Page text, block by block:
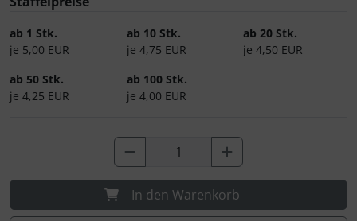
ab 1 Stk.
je 5,00 EUR
ab 10 Stk.
je 4,75 EUR
ab 20 Stk.
je 4,50 EUR
ab 50 Stk.
je 4,25 EUR
ab 100 Stk.
je 4,00 EUR
In den Warenkorb
Instrumente
Mückenputzer
Reifen, Schläuche und Co.
Sauerstoff, Gas und Feuer
Schlüsselanhänger
Schmuck
3D Reliefkarten